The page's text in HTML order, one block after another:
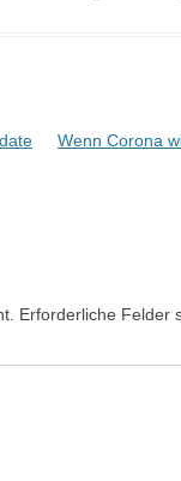
Wenn Corona
Erforderliche Felder